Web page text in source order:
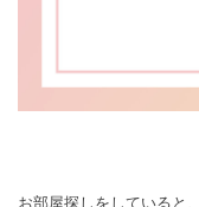
お部屋探しをしていると